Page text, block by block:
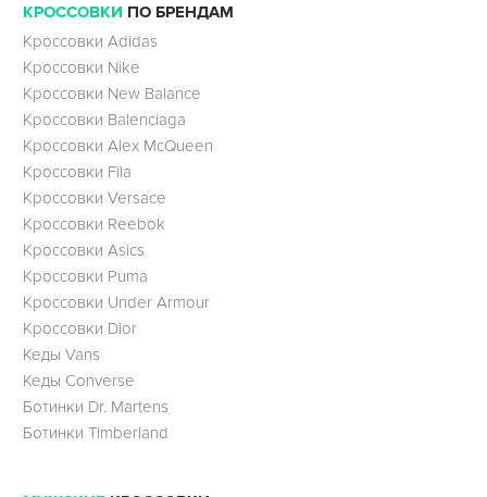
КРОССОВКИ ПО БРЕНДАМ
Кроссовки Adidas
Кроссовки Nike
Кроссовки New Balance
Кроссовки Balenciaga
Кроссовки Alex McQueen
Кроссовки Fila
Кроссовки Versace
Кроссовки Reebok
Кроссовки Asics
Кроссовки Puma
Кроссовки Under Armour
Кроссовки Dior
Кеды Vans
Кеды Converse
Ботинки Dr. Martens
Ботинки Timberland